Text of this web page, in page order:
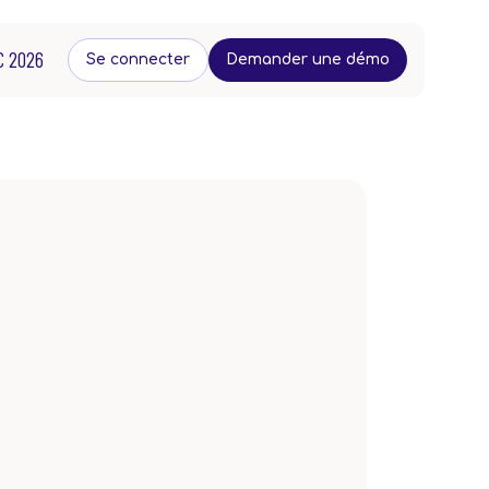
2026 Se connecter Demander une démo